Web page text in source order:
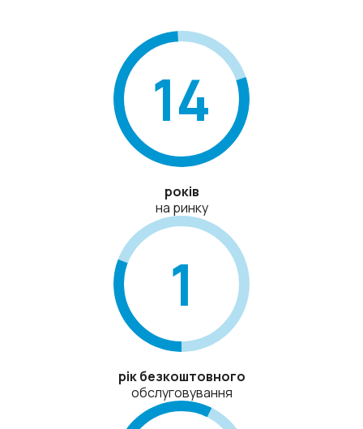
14
років
на ринку
1
рік безкоштовного
обслуговування